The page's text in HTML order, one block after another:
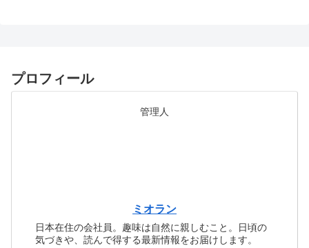
プロフィール
管理人
ミオラン
日本在住の会社員。趣味は自然に親しむこと。日頃の
気づきや、読んで得する最新情報をお届けします。